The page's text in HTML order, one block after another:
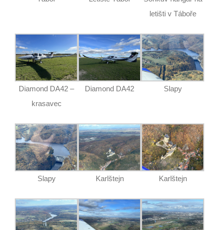
letišti v Táboře
Diamond DA42 –
krasavec
Diamond DA42 Slapy
Slapy Karlštejn Karlštejn